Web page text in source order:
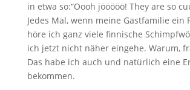
in etwa so:“Oooh jööööö! They are so
Jedes Mal, wenn meine Gastfamilie ein
höre ich ganz viele finnische
ich jetzt nicht näher eingehe. Warum,
Das habe ich auch und natürlich eine
bekommen.